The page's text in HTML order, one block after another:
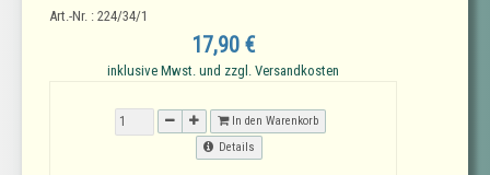
Art.-Nr. : 224/34/1
17,90 €
inklusive Mwst. und zzgl. Versandkosten
In den Warenkorb
Details